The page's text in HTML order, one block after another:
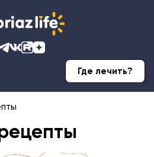
Где лечить?